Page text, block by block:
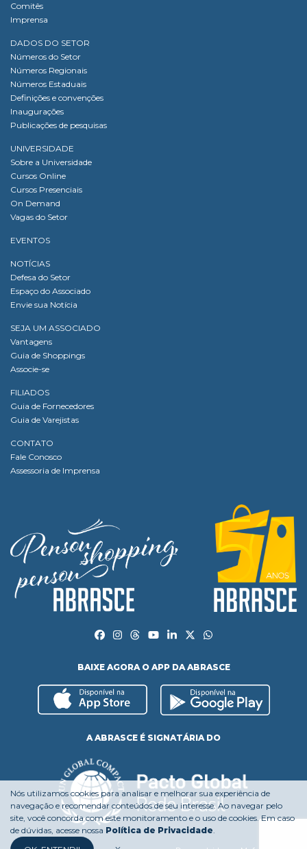
Comitês
Imprensa
DADOS DO SETOR
Números do Setor
Números Regionais
Números Estaduais
Definições e convenções
Inaugurações
Publicações de pesquisas
UNIVERSIDADE
Sobre a Universidade
Cursos Online
Cursos Presenciais
On Demand
Vagas do Setor
EVENTOS
NOTÍCIAS
Defesa do Setor
Espaço do Associado
Envie sua Notícia
SEJA UM ASSOCIADO
Vantagens
Guia de Shoppings
Associe-se
FILIADOS
Guia de Fornecedores
Guia de Varejistas
CONTATO
Fale Conosco
Assessoria de Imprensa
BAIXE AGORA O APP DA ABRASCE
A ABRASCE É SIGNATÁRIA DO
Nós utilizamos cookies para analisar e melhorar sua experiência de
navegação e recomendar conteúdos de seu interesse. Ao navegar pelo
site, você concorda com este monitoramento e o uso de cookies. Em caso
de dúvidas, acesse nossa Política de Privacidade.